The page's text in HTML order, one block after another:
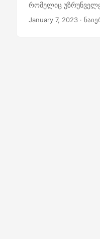
რომელიც
January 7, 2023 ·